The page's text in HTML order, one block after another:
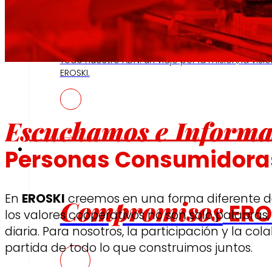
Así somos
Todo nuestro ADN: un viaje por la misión, la
EROSKI.
Compromisos
Compromisos
Escuchamos e
Personas
En EROSKI creemos en una forma diferente
los valores cooperativos no son solo
diaria. Para nosotros, la participación y la
partida de todo lo que construimos juntos.